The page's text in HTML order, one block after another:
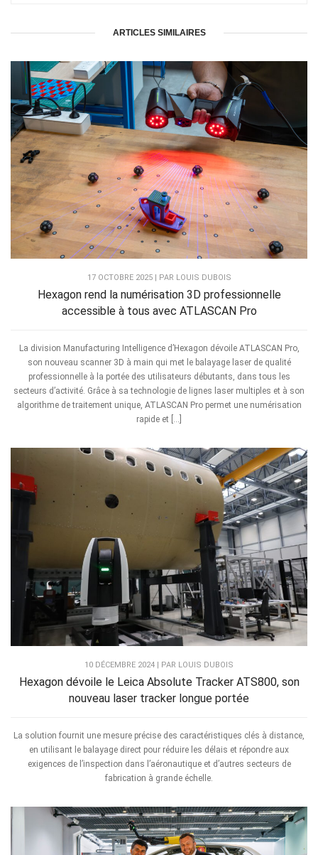
ARTICLES SIMILAIRES
17 OCTOBRE 2025 | PAR LOUIS DUBOIS
Hexagon rend la numérisation 3D professionnelle
accessible à tous avec ATLASCAN Pro
La division Manufacturing Intelligence d’Hexagon dévoile ATLASCAN Pro,
son nouveau scanner 3D à main qui met le balayage laser de qualité
professionnelle à la portée des utilisateurs débutants, dans tous les
secteurs d’activité. Grâce à sa technologie de lignes laser multiples et à son
algorithme de traitement unique, ATLASCAN Pro permet une numérisation
rapide et […]
10 DÉCEMBRE 2024 | PAR LOUIS DUBOIS
Hexagon dévoile le Leica Absolute Tracker ATS800, son
nouveau laser tracker longue portée
La solution fournit une mesure précise des caractéristiques clés à distance,
en utilisant le balayage direct pour réduire les délais et répondre aux
exigences de l’inspection dans l’aéronautique et d’autres secteurs de
fabrication à grande échelle.